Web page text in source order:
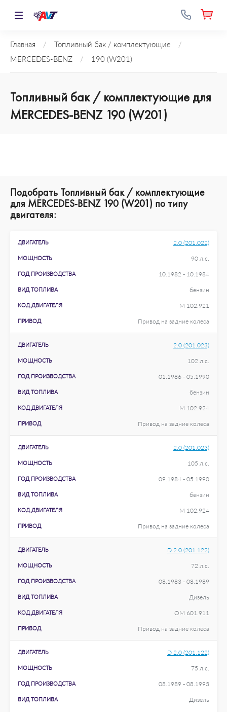
Главная / Топливный бак / комплектующие
/
MERCEDES-BENZ
/ 190 (W201)
Топливный бак / комплектующие для
MERCEDES-BENZ 190 (W201)
Подобрать Топливный бак / комплектующие
для MERCEDES-BENZ 190 (W201) по типу
двигателя:
ДВИГАТЕЛЬ 2.0 (201.022)
МОЩНОСТЬ 90 л.с.
ГОД ПРОИЗВОДСТВА 10.1982 - 10.1984
ВИД ТОПЛИВА бензин
КОД ДВИГАТЕЛЯ M 102.921
ПРИВОД Привод на задние колеса
ДВИГАТЕЛЬ 2.0 (201.023)
МОЩНОСТЬ 102 л.с.
ГОД ПРОИЗВОДСТВА 01.1986 - 05.1990
ВИД ТОПЛИВА бензин
КОД ДВИГАТЕЛЯ M 102.924
ПРИВОД Привод на задние колеса
ДВИГАТЕЛЬ 2.0 (201.023)
МОЩНОСТЬ 105 л.с.
ГОД ПРОИЗВОДСТВА 09.1984 - 05.1990
ВИД ТОПЛИВА бензин
КОД ДВИГАТЕЛЯ M 102.924
ПРИВОД Привод на задние колеса
ДВИГАТЕЛЬ D 2.0 (201.122)
МОЩНОСТЬ 72 л.с.
ГОД ПРОИЗВОДСТВА 08.1983 - 08.1989
ВИД ТОПЛИВА Дизель
КОД ДВИГАТЕЛЯ OM 601.911
ПРИВОД Привод на задние колеса
ДВИГАТЕЛЬ D 2.0 (201.122)
МОЩНОСТЬ 75 л.с.
ГОД ПРОИЗВОДСТВА 08.1989 - 08.1993
ВИД ТОПЛИВА Дизель